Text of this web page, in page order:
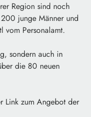
Region sind noch
junge Männer und
vom Personalamt.
sondern auch in
die 80 neuen
Link zum Angebot der